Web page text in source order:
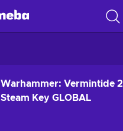
Warhammer: Vermintide 2
Steam Key GLOBAL